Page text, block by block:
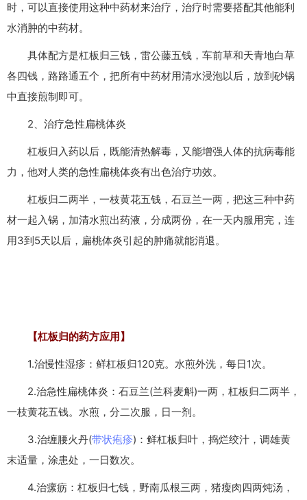
时，可以直接使用这种中药材来治疗，治疗时需要搭配其他能利
水消肿的中药材。
具体配方是杠板归三钱，雷公藤五钱，车前草和天青地白草
各四钱，路路通五个，把所有中药材用清水浸泡以后，放到砂锅
中直接煎制即可。
2、治疗急性扁桃体炎
杠板归入药以后，既能清热解毒，又能增强人体的抗病毒能
力，他对人类的急性扁桃体炎有出色治疗功效。
杠板归二两半，一枝黄花五钱，石豆兰一两，把这三种中药
材一起入锅，加清水煎出药液，分成两份，在一天内服用完，连
用3到5天以后，扁桃体炎引起的肿痛就能消退。
【杠板归的药方应用】
1.治慢性湿疹：鲜杠板归120克。水煎外洗，每日1次。
2.治急性扁桃体炎：石豆兰(兰科麦斛)一两，杠板归二两半，
一枝黄花五钱。水煎，分二次服，日一剂。
3.治缠腰火丹(带状疱疹)：鲜杠板归叶，捣烂绞汁，调雄黄
末适量，涂患处，一日数次。
4.治瘰疬：杠板归七钱，野南瓜根三两，猪瘦肉四两炖汤，